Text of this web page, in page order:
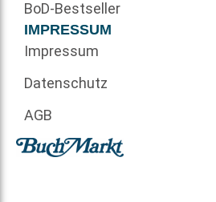
BoD-Bestseller
IMPRESSUM
Impressum
Datenschutz
AGB